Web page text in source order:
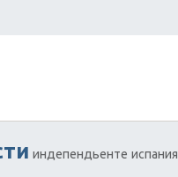
индепендьенте испания